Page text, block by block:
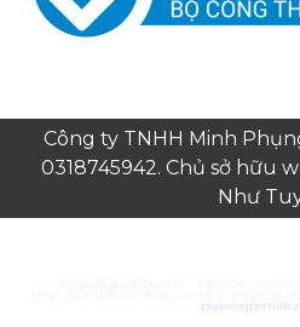
Công ty TNHH Minh
0318745942. Chủ sở hữu
Như